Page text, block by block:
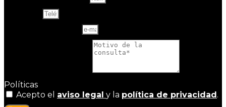
Políticas
Acepto el aviso legal y la política de privacidad.